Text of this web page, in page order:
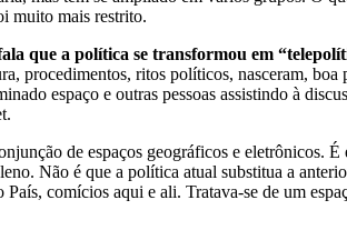
muito mais restrito.
que a política se transformou em
procedimentos, ritos políticos, nasceram,
espaço e outras pessoas assistindo à
de espaços geográficos e eletrônicos.
Não é que a política atual substitua a
País, comícios aqui e ali. Tratava-se de um